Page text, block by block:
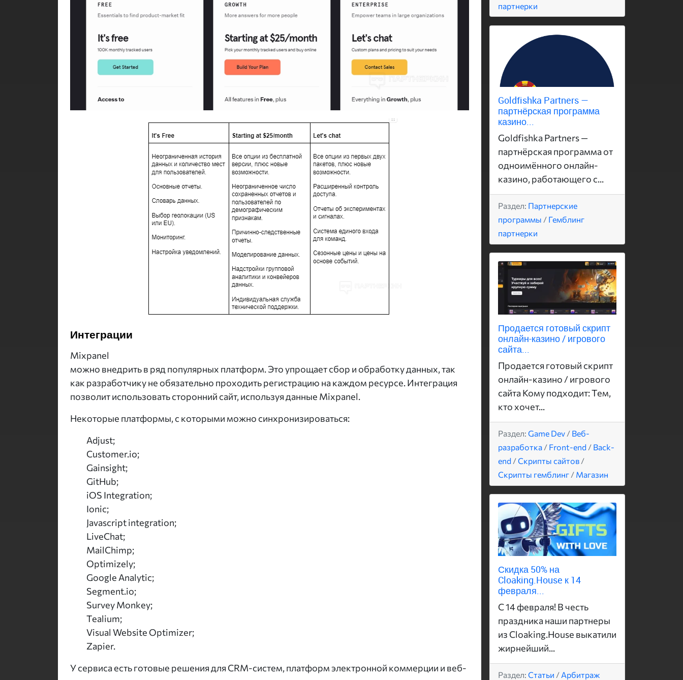
Интеграции
Mixpanel
можно внедрить в ряд популярных платформ. Это упрощает сбор и обработку данных, так
как разработчику не обязательно проходить регистрацию на каждом ресурсе. Интеграция
позволит использовать сторонний сайт, используя данные Mixpanel.
Некоторые платформы, с которыми можно синхронизироваться:
Adjust;
Customer.io;
Gainsight;
GitHub;
iOS Integration;
Ionic;
Javascript integration;
LiveChat;
MailChimp;
Optimizely;
Google Analytic;
Segment.io;
Survey Monkey;
Tealium;
Visual Website Optimizer;
Zapier.
У сервиса есть готовые решения для CRM-систем, платформ электронной коммерции и веб-
партнерки
Goldfishka Partners —
партнёрская программа
казино...
Goldfishka Partners —
партнёрская программа от
одноимённого онлайн-
казино, работающего с...
Раздел: Партнерские
программы / Гемблинг
партнерки
Продается готовый скрипт
онлайн-казино / игрового
сайта...
Продается готовый скрипт
онлайн-казино / игрового
сайта Кому подходит: Тем,
кто хочет...
Раздел: Game Dev / Веб-
разработка / Front-end / Back-
end /Скрипты сайтов /
Скрипты гемблинг / Магазин
Скидка 50% на
Cloaking.House к 14
февраля...
С 14 февраля! В честь
праздника наши партнеры
из Cloaking.House выкатили
жирнейший...
Раздел: Статьи / Арбитраж